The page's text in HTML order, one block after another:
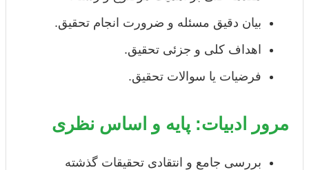
بیان دقیق مسئله و ضرورت انجام تحقیق.
اهداف کلی و جزئی تحقیق.
فرضیات یا سوالات تحقیق.
مرور ادبیات: پایه و اساس نظری
بررسی جامع و انتقادی تحقیقات گذشته